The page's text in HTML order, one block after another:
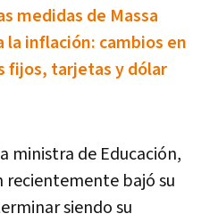
medidas de Massa
la inflación: cambios en
fijos, tarjetas y dólar
ministra de Educación,
recientemente bajó su
siendo su